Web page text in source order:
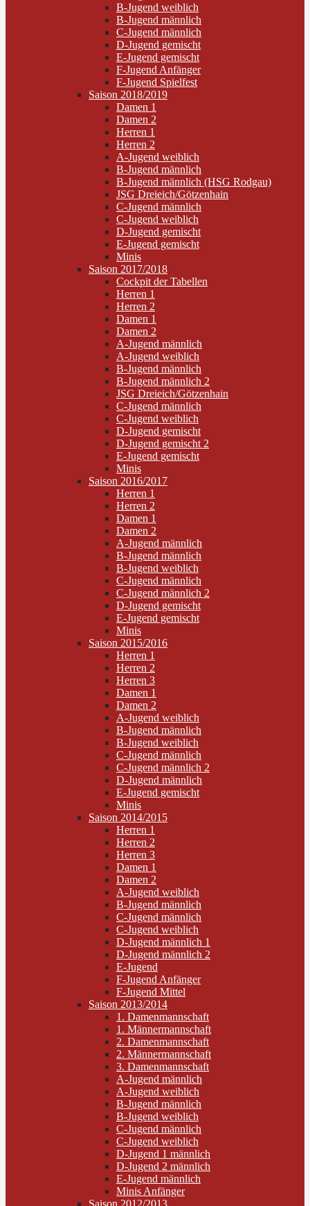
B-Jugend weiblich
B-Jugend männlich
C-Jugend männlich
D-Jugend gemischt
E-Jugend gemischt
F-Jugend Anfänger
F-Jugend Spielfest
Saison 2018/2019
Damen 1
Damen 2
Herren 1
Herren 2
A-Jugend weiblich
B-Jugend männlich
B-Jugend männlich (HSG Rodgau)
JSG Dreieich/Götzenhain
C-Jugend männlich
C-Jugend weiblich
D-Jugend gemischt
E-Jugend gemischt
Minis
Saison 2017/2018
Cockpit der Tabellen
Herren 1
Herren 2
Damen 1
Damen 2
A-Jugend männlich
A-Jugend weiblich
B-Jugend männlich
B-Jugend männlich 2
JSG Dreieich/Götzenhain
C-Jugend männlich
C-Jugend weiblich
D-Jugend gemischt
D-Jugend gemischt 2
E-Jugend gemischt
Minis
Saison 2016/2017
Herren 1
Herren 2
Damen 1
Damen 2
A-Jugend männlich
B-Jugend männlich
B-Jugend weiblich
C-Jugend männlich
C-Jugend männlich 2
D-Jugend gemischt
E-Jugend gemischt
Minis
Saison 2015/2016
Herren 1
Herren 2
Herren 3
Damen 1
Damen 2
A-Jugend weiblich
B-Jugend männlich
B-Jugend weiblich
C-Jugend männlich
C-Jugend männlich 2
D-Jugend männlich
E-Jugend gemischt
Minis
Saison 2014/2015
Herren 1
Herren 2
Herren 3
Damen 1
Damen 2
A-Jugend weiblich
B-Jugend männlich
C-Jugend männlich
C-Jugend weiblich
D-Jugend männlich 1
D-Jugend männlich 2
E-Jugend
F-Jugend Anfänger
F-Jugend Mittel
Saison 2013/2014
1. Damenmannschaft
1. Männermannschaft
2. Damenmannschaft
2. Männermannschaft
3. Damenmannschaft
A-Jugend männlich
A-Jugend weiblich
B-Jugend männlich
B-Jugend weiblich
C-Jugend männlich
C-Jugend weiblich
D-Jugend 1 männlich
D-Jugend 2 männlich
E-Jugend männlich
Minis Anfänger
Saison 2012/2013